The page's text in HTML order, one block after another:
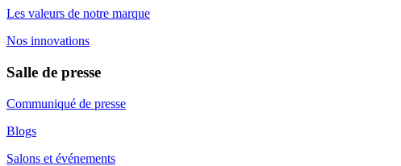
Les valeurs de notre marque
Nos innovations
Salle de presse
Communiqué de presse
Blogs
Salons et événements